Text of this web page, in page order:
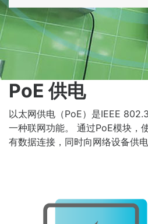
PoE 供电
以太网供电（PoE）是IEEE
一种联网功能。 通过PoE模块，
有数据连接，同时向网络设备供电